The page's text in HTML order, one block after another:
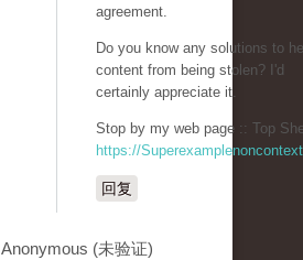
agreement.
Do you know any solutions to
content from being stolen? I'd
certainly appreciate it.
Stop by my web page :: Top
https://
回复
Anonymous (未验证)